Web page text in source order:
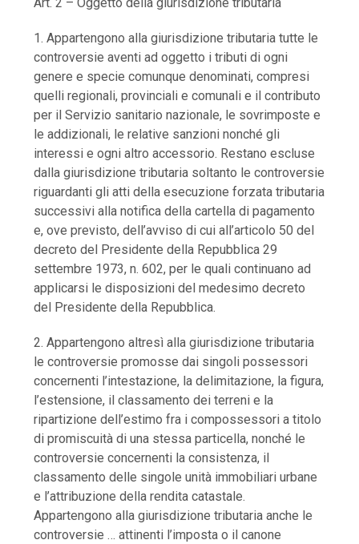
1. Appartengono alla giurisdizione tributaria tutte le
controversie aventi ad oggetto i tributi di ogni
genere e specie comunque denominati, compresi
quelli regionali, provinciali e comunali e il contributo
per il Servizio sanitario nazionale, le sovrimposte e
le addizionali, le relative sanzioni nonché gli
interessi e ogni altro accessorio. Restano escluse
dalla giurisdizione tributaria soltanto le controversie
riguardanti gli atti della esecuzione forzata tributaria
successivi alla notifica della cartella di pagamento
e, ove previsto, dell’avviso di cui all’articolo 50 del
decreto del Presidente della Repubblica 29
settembre 1973, n. 602, per le quali continuano ad
applicarsi le disposizioni del medesimo decreto
del Presidente della Repubblica.
2. Appartengono altresì alla giurisdizione tributaria
le controversie promosse dai singoli possessori
concernenti l’intestazione, la delimitazione, la figura,
l’estensione, il classamento dei terreni e la
ripartizione dell’estimo fra i compossessori a titolo
di promiscuità di una stessa particella, nonché le
controversie concernenti la consistenza, il
classamento delle singole unità immobiliari urbane
e l’attribuzione della rendita catastale.
Appartengono alla giurisdizione tributaria anche le
controversie … attinenti l’imposta o il canone